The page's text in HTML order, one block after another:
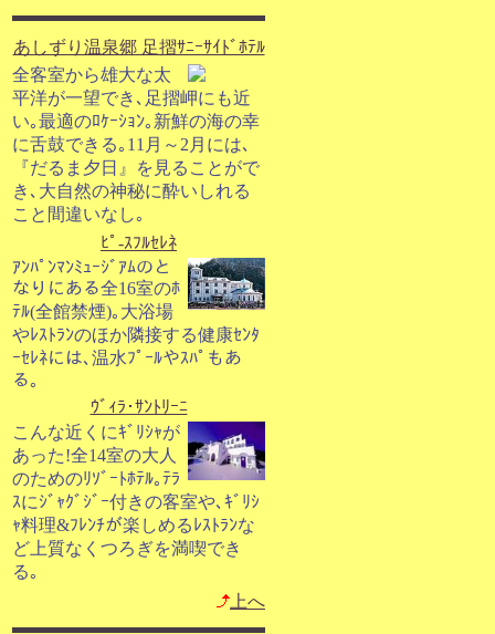
あしずり温泉郷 足摺ｻﾆｰｻｲﾄﾞﾎﾃﾙ
全客室から雄大な太
平洋が一望でき､足摺岬にも近
い｡最適のﾛｹｰｼｮﾝ｡新鮮の海の幸
に舌鼓できる｡11月～2月には､
『だるま夕日』を見ることがで
き､大自然の神秘に酔いしれる
こと間違いなし｡
ﾋﾟ-ｽﾌﾙｾﾚﾈ
ｱﾝﾊﾟﾝﾏﾝﾐｭｰｼﾞｱﾑのと
なりにある全16室のﾎ
ﾃﾙ(全館禁煙)｡大浴場
やﾚｽﾄﾗﾝのほか隣接する健康ｾﾝﾀ
ｰｾﾚﾈには､温水ﾌﾟｰﾙやｽﾊﾟもあ
る｡
ｳﾞｨﾗ･ｻﾝﾄﾘｰﾆ
こんな近くにｷﾞﾘｼｬが
あった!全14室の大人
のためのﾘｿﾞｰﾄﾎﾃﾙ｡ﾃﾗ
ｽにｼﾞｬｸﾞｼﾞｰ付きの客室や､ｷﾞﾘｼ
ｬ料理&ﾌﾚﾝﾁが楽しめるﾚｽﾄﾗﾝな
ど上質なくつろぎを満喫でき
る｡
上へ